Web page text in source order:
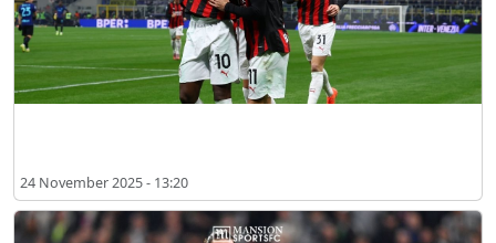
24 November 2025 - 13:20